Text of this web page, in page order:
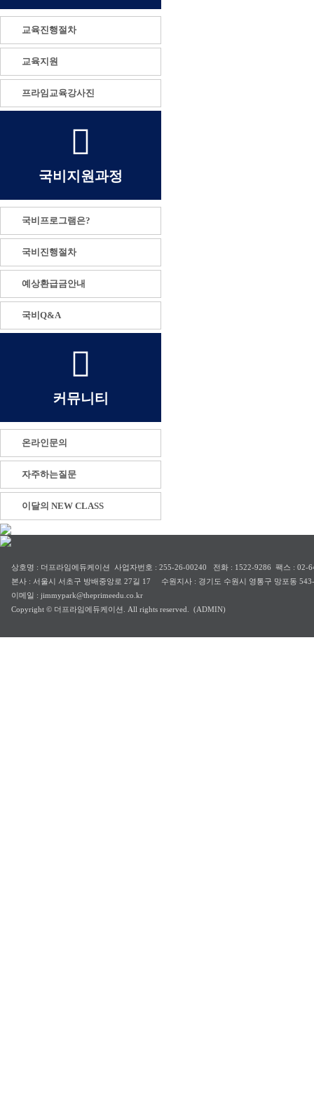
교육진행절차
교육지원
프라임교육강사진
국비지원과정
국비프로그램은?
국비진행절차
예상환급금안내
국비Q&A
커뮤니티
온라인문의
자주하는질문
이달의 NEW CLASS
상호명 : 더프라임에듀케이션 사업자번호 : 255-26-00240 전화 : 1522-9286 팩스 : 02-
본사 : 서울시 서초구 방배중앙로 27길 17 수원지사 : 경기도 수원시 영통구 망포동
이메일 : jimmypark@theprimeedu.co.kr
Copyright © 더프라임에듀케이션. All rights reserved. (ADMIN)